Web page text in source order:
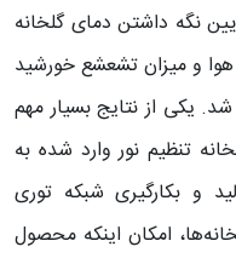
نگه داشتن دمای گلخانه
و میزان تشعشع خورشید
یکی از نتایج بسیار مهم
تنظیم نور وارد شده به
و بکارگیری شبکه توری
امکان اینکه محصول